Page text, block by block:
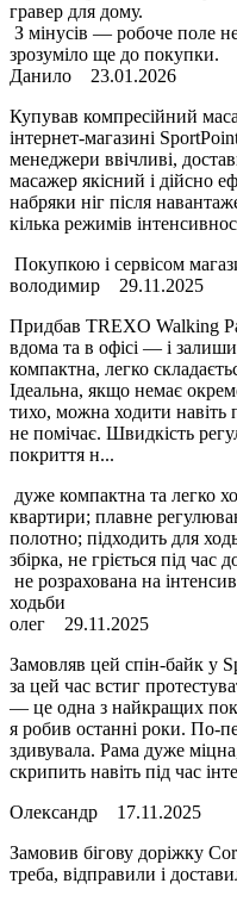
гравер для дому.
З мінусів — робоче поле
зрозуміло ще до покупки.
Данило
23.01.2026
Купував компресійний
інтернет-магазині
менеджери ввічливі,
масажер якісний і дійсно
набряки ніг після
кілька режимів
Покупкою і сервісом
володимир
29.11.2025
Придбав TREXO Walking
вдома та в офісі — і
компактна, легко
Ідеальна, якщо немає
тихо, можна ходити навіть
не помічає. Швидкість
покриття н...
дуже компактна та легко
квартири; плавне
полотно; підходить для
збірка, не гріється під час
не розрахована на
ходьби
олег
29.11.2025
Замовляв цей спін-байк у
за цей час встиг
— це одна з найкращих
я робив останні роки. По-
здивувала. Рама дуже
скрипить навіть під час
Олександр
17.11.2025
Замовив бігову доріжку
треба, відправили і